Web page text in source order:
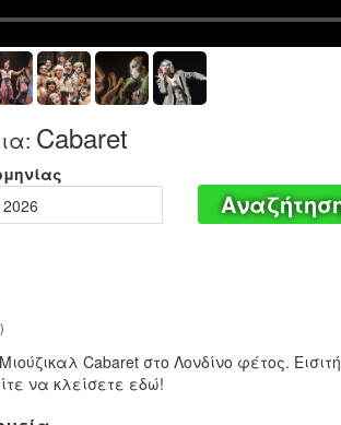
: Cabaret
Cabaret στο Λονδίνο φέτος.
να κλείσετε εδώ!